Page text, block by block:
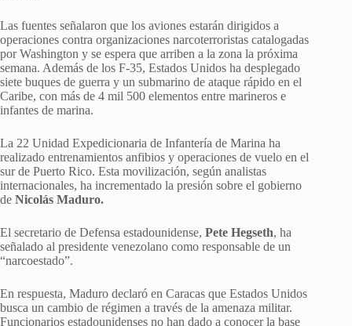
Las fuentes señalaron que los aviones estarán dirigidos a
operaciones contra organizaciones narcoterroristas catalogadas
por Washington y se espera que arriben a la zona la próxima
semana. Además de los F-35, Estados Unidos ha desplegado
siete buques de guerra y un submarino de ataque rápido en el
Caribe, con más de 4 mil 500 elementos entre marineros e
infantes de marina.
La 22 Unidad Expedicionaria de Infantería de Marina ha
realizado entrenamientos anfibios y operaciones de vuelo en el
sur de Puerto Rico. Esta movilización, según analistas
internacionales, ha incrementado la presión sobre el gobierno
de Nicolás Maduro.
El secretario de Defensa estadounidense, Pete Hegseth, ha
señalado al presidente venezolano como responsable de un
“narcoestado”.
En respuesta, Maduro declaró en Caracas que Estados Unidos
busca un cambio de régimen a través de la amenaza militar.
Funcionarios estadounidenses no han dado a conocer la base